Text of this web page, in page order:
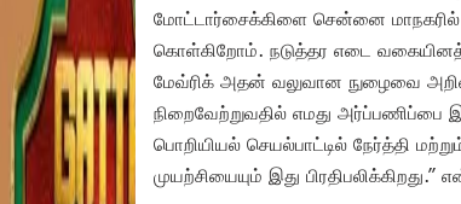
மோட்டார்சைக்கிளை சென்னை மாநகரில்
கொள்கிறோம். நடுத்தர எடை
மேவ்ரிக் அதன் வலுவான நுழைவை
நிறைவேற்றுவதில் எமது அர்ப்பணிப்பை
பொறியியல் செயல்பாட்டில் நேர்த்தி
முயற்சியையும் இது பிரதிபலிக்கிறது.”